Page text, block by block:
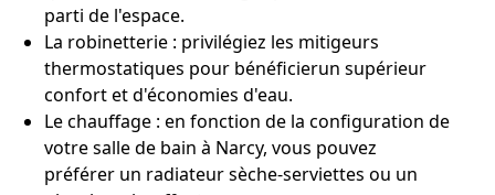
parti de l'espace.
La robinetterie : privilégiez les mitigeurs
thermostatiques pour bénéficierun supérieur
confort et d'économies d'eau.
Le chauffage : en fonction de la configuration de
votre salle de bain à Narcy, vous pouvez
préférer un radiateur sèche-serviettes ou un